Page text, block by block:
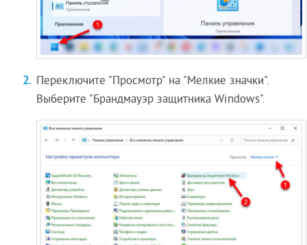
Переключите "Просмотр" на "Мелкие значки".
Выберите "Брандмауэр защитника Windows".